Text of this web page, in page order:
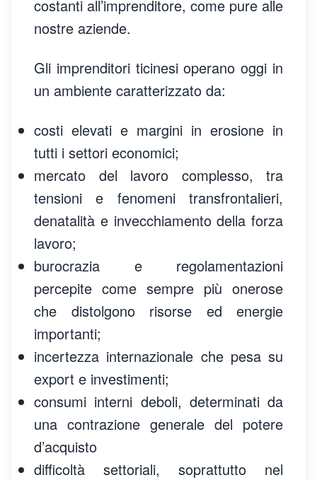
costanti all’imprenditore, come pure alle
nostre aziende.
Gli imprenditori ticinesi operano oggi in
un ambiente caratterizzato da:
costi elevati e margini in erosione in
tutti i settori economici;
mercato del lavoro complesso, tra
tensioni e fenomeni transfrontalieri,
denatalità e invecchiamento della forza
lavoro;
burocrazia e regolamentazioni
percepite come sempre più onerose
che distolgono risorse ed energie
importanti;
incertezza internazionale che pesa su
export e investimenti;
consumi interni deboli, determinati da
una contrazione generale del potere
d’acquisto
difficoltà settoriali, soprattutto nel